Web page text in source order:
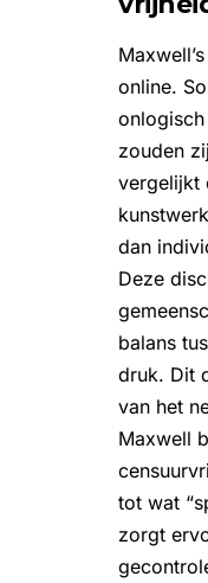
online.
zouden
vergelijkt
dan
Deze
balans
druk. Dit
van het
Maxwell
tot wat
zorgt